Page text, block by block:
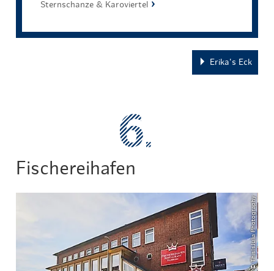
Sternschanze & Karoviertel
Erika's Eck
Fischereihafen
© ThisIsJulia Photography